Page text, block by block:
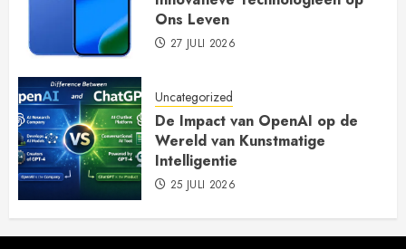
Ons Leven
27 JULI 2026
Uncategorized
De Impact van OpenAI op de
Wereld van Kunstmatige
Intelligentie
25 JULI 2026